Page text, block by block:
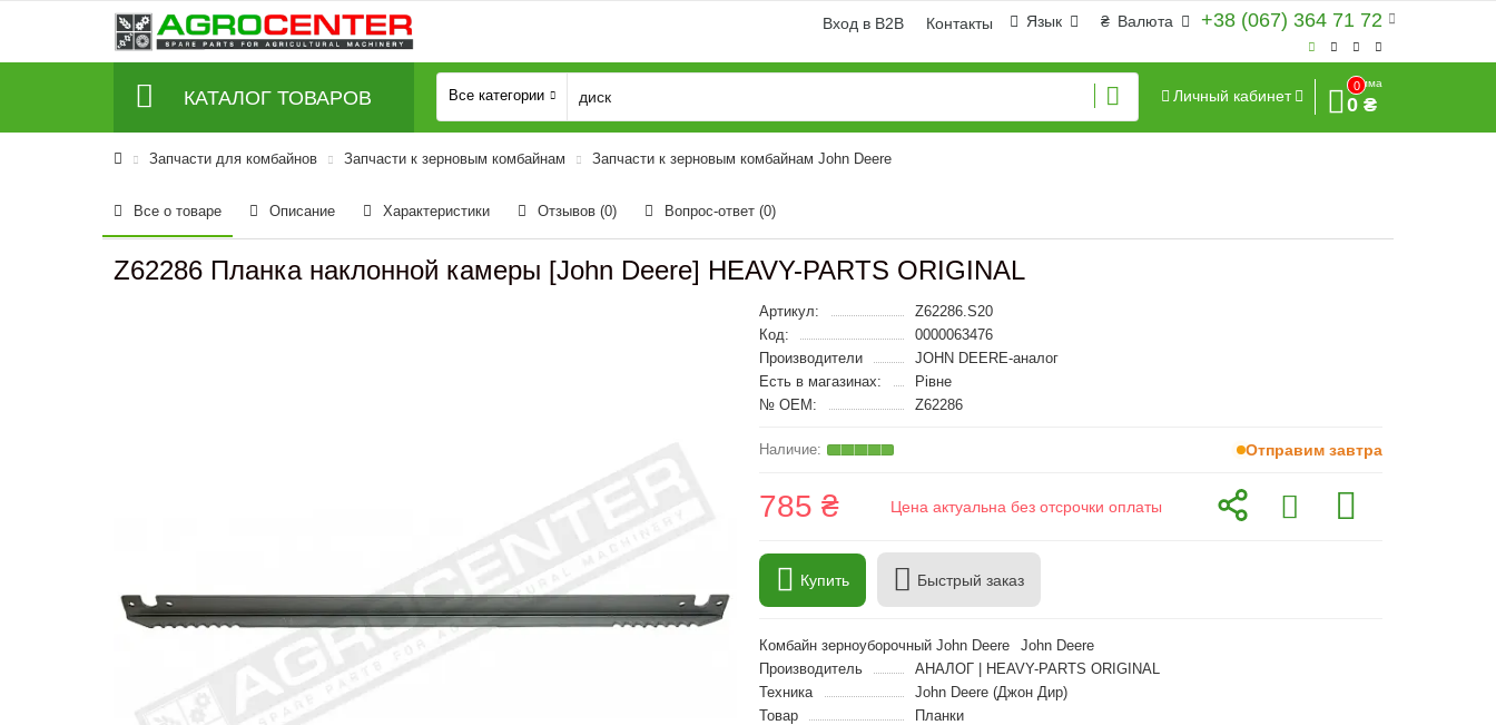
+38 (067) 364 71 72
₴ Валюта
Язык
Вход в B2B Контакты
КАТАЛОГ ТОВАРОВ Все категории Личный кабинет
0
Сумма
0 ₴
Запчасти для комбайнов Запчасти к зерновым комбайнам Запчасти к зерновым комбайнам John Deere
Все о товаре Описание Характеристики Отзывов (0) Вопрос-ответ (0)
Z62286 Планка наклонной камеры [John Deere] HEAVY-PARTS ORIGINAL
Артикул:
Z62286.S20
Код:
0000063476
Производители
JOHN DEERE-аналог
Есть в магазинах:
Рівне
№ OEM:
Z62286
Отправим завтра
785 ₴ Цена актуальна без отсрочки оплаты
Купить Быстрый заказ
Комбайн зерноуборочный John Deere
John Deere
Производитель
АНАЛОГ | HEAVY-PARTS ORIGINAL
Техника
John Deere (Джон Дир)
Товар
Планки